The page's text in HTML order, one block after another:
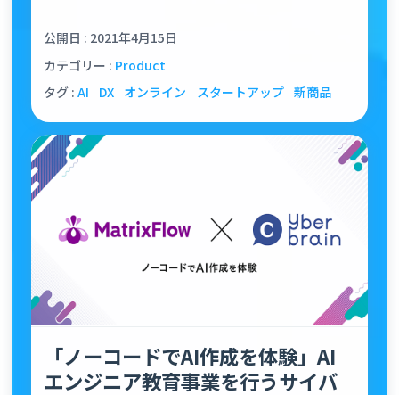
公開日 : 2021年4月15日
カテゴリー : Product
タグ : AI DX オンライン スタートアップ 新商品
「ノーコードでAI作成を体験」AI
エンジニア教育事業を行うサイバ